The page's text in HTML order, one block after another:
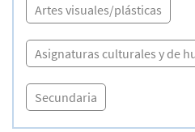
Artes visuales/plásticas
Asignaturas culturales y de
Secundaria